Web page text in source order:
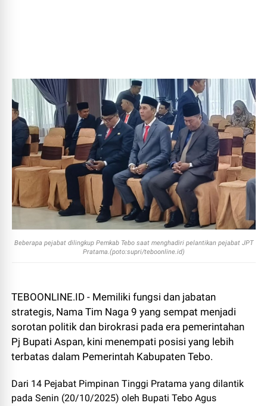
Beberapa pejabat dilingkup Pemkab Tebo saat menghadiri pelantikan pejabat JPT
Pratama.(poto:supri/teboonline.id)
TEBOONLINE.ID - Memiliki fungsi dan jabatan
strategis, Nama Tim Naga 9 yang sempat menjadi
sorotan politik dan birokrasi pada era pemerintahan
Pj Bupati Aspan, kini menempati posisi yang lebih
terbatas dalam Pemerintah Kabupaten Tebo.
Dari 14 Pejabat Pimpinan Tinggi Pratama yang dilantik
pada Senin (20/10/2025) oleh Bupati Tebo Agus